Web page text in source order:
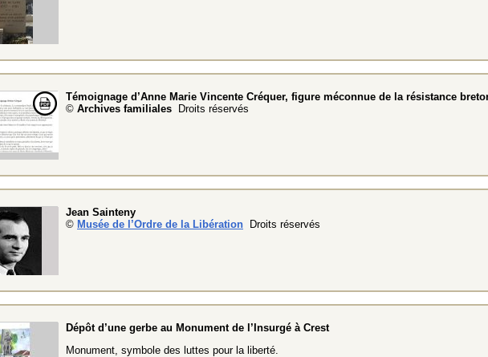
Témoignage d’Anne Marie Vincente Créquer, figure méconnue de la résistance
© Archives familiales Droits réservés
Jean Sainteny
© Musée de l’Ordre de la Libération Droits réservés
Dépôt d’une gerbe au Monument de l’Insurgé à Crest
Monument, symbole des luttes pour la liberté.